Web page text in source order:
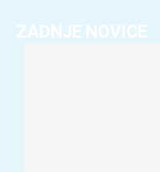
ZADNJE NOVICE